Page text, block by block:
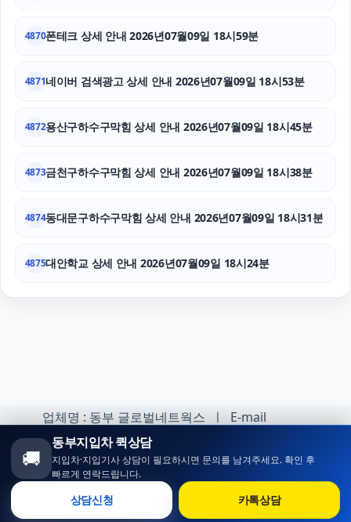
4870폰테크 상세 안내 2026년07월09일 18시59분
4871네이버 검색광고 상세 안내 2026년07월09일 18시53분
4872용산구하수구막힘 상세 안내 2026년07월09일 18시45분
4873금천구하수구막힘 상세 안내 2026년07월09일 18시38분
4874동대문구하수구막힘 상세 안내 2026년07월09일 18시31분
4875대안학교 상세 안내 2026년07월09일 18시24분
업체명 : 동부 글로벌네트웍스 ㅣ E-mail
:minhoh1@naver.com
카카오톡 오픈채팅 :
https://open.kakao.com/o/sqlsXOji
Copyright ⓒ 동부 지입차 All rights reserved.
🚚
동부지입차 퀵상담
지입차·지입기사 상담이 필요하시면 문의를 남겨주세요. 확인 후
빠르게 연락드립니다.
상담신청 카톡상담